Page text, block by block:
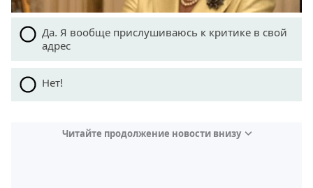
Да. Я вообще прислушиваюсь к критике в свой
адрес
Нет!
Читайте продолжение новости внизу